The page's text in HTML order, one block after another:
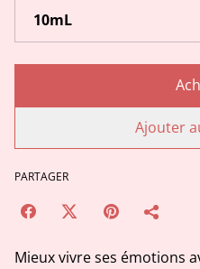
Ajouter
PARTAGER
Mieux vivre ses émotions